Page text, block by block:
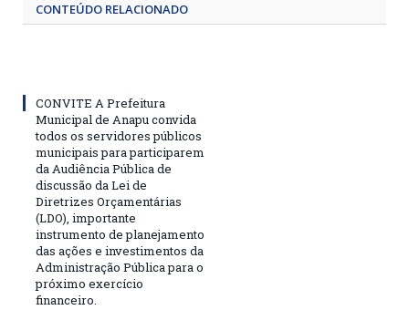
CONTEÚDO RELACIONADO
CONVITE A Prefeitura
Municipal de Anapu convida
todos os servidores públicos
municipais para participarem
da Audiência Pública de
discussão da Lei de
Diretrizes Orçamentárias
(LDO), importante
instrumento de planejamento
das ações e investimentos da
Administração Pública para o
próximo exercício
financeiro.